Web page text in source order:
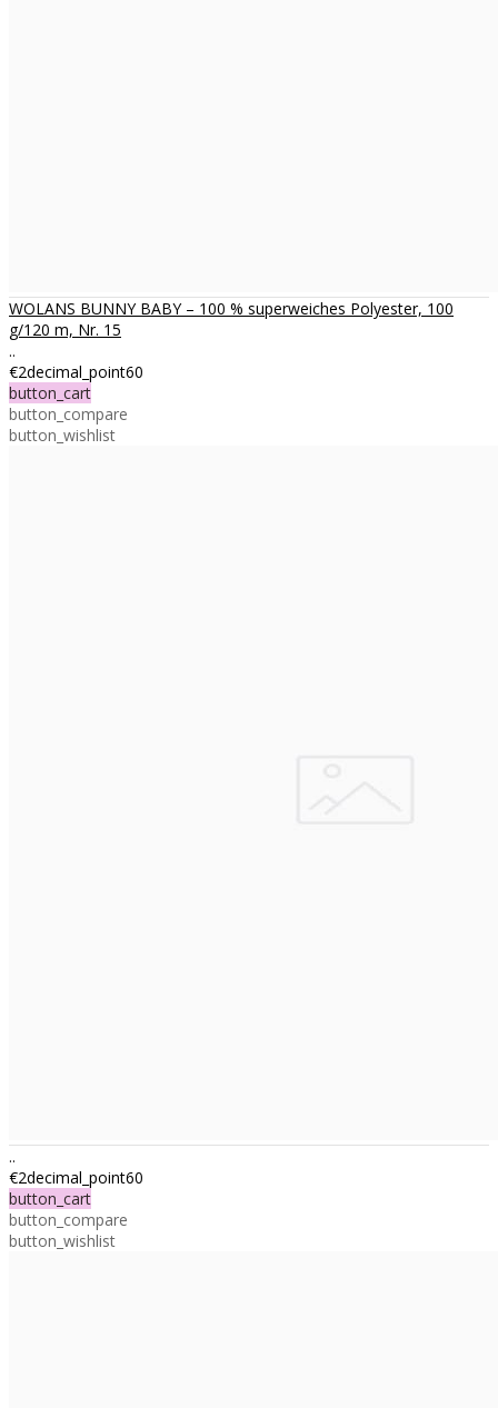
WOLANS BUNNY BABY – 100 % superweiches Polyester, 100
g/120 m, Nr. 15
..
€2decimal_point60
button_cart
button_compare
button_wishlist
..
€2decimal_point60
button_cart
button_compare
button_wishlist